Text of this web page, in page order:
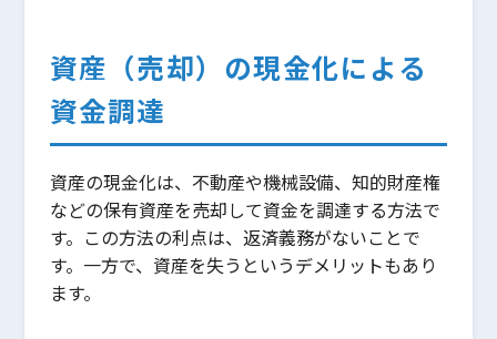
資産（売却）の現金化による
資金調達
資産の現金化は、不動産や機械設備、知的財産権
などの保有資産を売却して資金を調達する方法で
す。この方法の利点は、返済義務がないことで
す。一方で、資産を失うというデメリットもあり
ます。